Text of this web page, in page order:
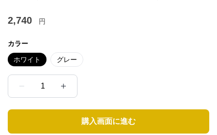
2,740 円
カラー
ホワイト グレー
1
購入画面に進む